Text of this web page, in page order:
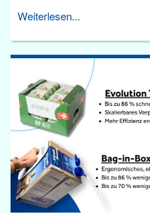
Weiterlesen...